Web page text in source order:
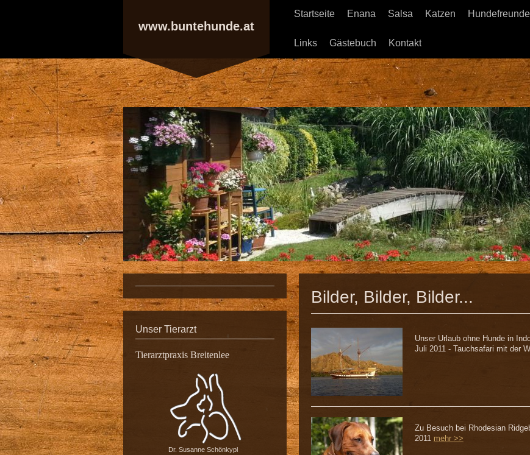
Startseite Enana Salsa Katzen Hundefreunde
Links Gästebuch Kontakt
www.buntehunde.at
Bilder, Bilder, Bilder...
Unser Urlaub ohne Hunde in
Juli 2011 - Tauchsafari mit der
Zu Besuch bei Rhodesian
2011 mehr >>
Unser Tierarzt
Tierarztpraxis Breitenlee
Dr. Susanne Schönkypl